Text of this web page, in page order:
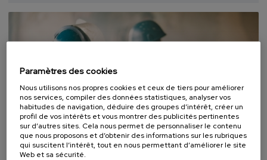
COMMUNICATION SOCIÉTÉ HISTOIRE COURS D'ÉTÉ
Paramètres des cookies
Nous utilisons nos propres cookies et ceux de tiers pour améliorer
nos services, compiler des données statistiques, analyser vos
habitudes de navigation, déduire des groupes d’intérêt, créer un
profil de vos intérêts et vous montrer des publicités pertinentes
sur d’autres sites. Cela nous permet de personnaliser le contenu
que nous proposons et d’obtenir des informations sur les rubriques
qui suscitent l’intérêt, tout en nous permettant d’améliorer le site
Web et sa sécurité.